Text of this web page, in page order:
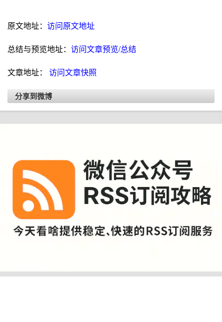
原文地址： 访问原文地址
总结与预览地址： 访问文章预览/总结
文章地址： 访问文章快照
分享到微博